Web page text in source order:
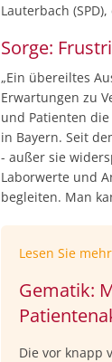
Lauterbach
Sorge:
„Ein übereiltes
Erwartungen zu
und Patienten
in Bayern. Seit
- außer sie
Laborwerte und
begleiten. Man
Lesen Sie
Gematik:
Die vor knapp